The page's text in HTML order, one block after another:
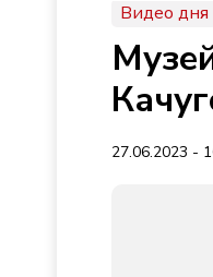
Видео дня
27.06.2023 -